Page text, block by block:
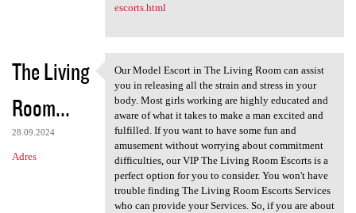
escorts.html
The Living
Room...
28.09.2024
Adres
Our Model Escort in The
Our Model Escort in The Living Room can assist
you in releasing all the strain and stress in your
body. Most girls working are highly educated and
aware of what it takes to make a man excited and
fulfilled. If you want to have some fun and
amusement without worrying about commitment
difficulties, our VIP The Living Room Escorts is a
perfect option for you to consider. You won't have
trouble finding The Living Room Escorts Services
who can provide your Services. So, if you are about